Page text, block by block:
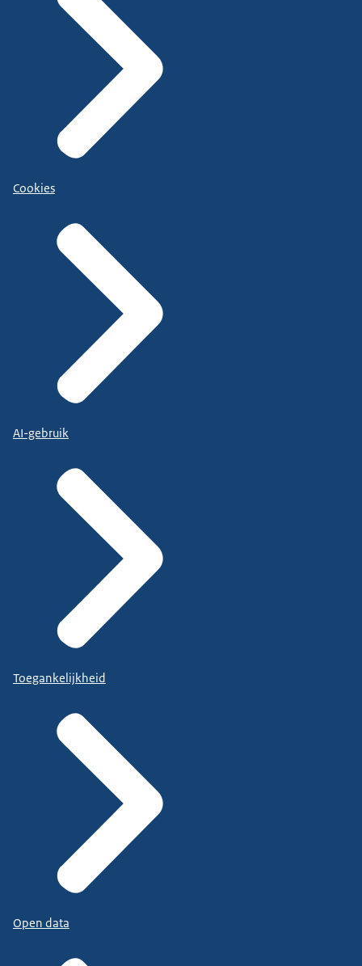
Cookies
AI-gebruik
Toegankelijkheid
Open data